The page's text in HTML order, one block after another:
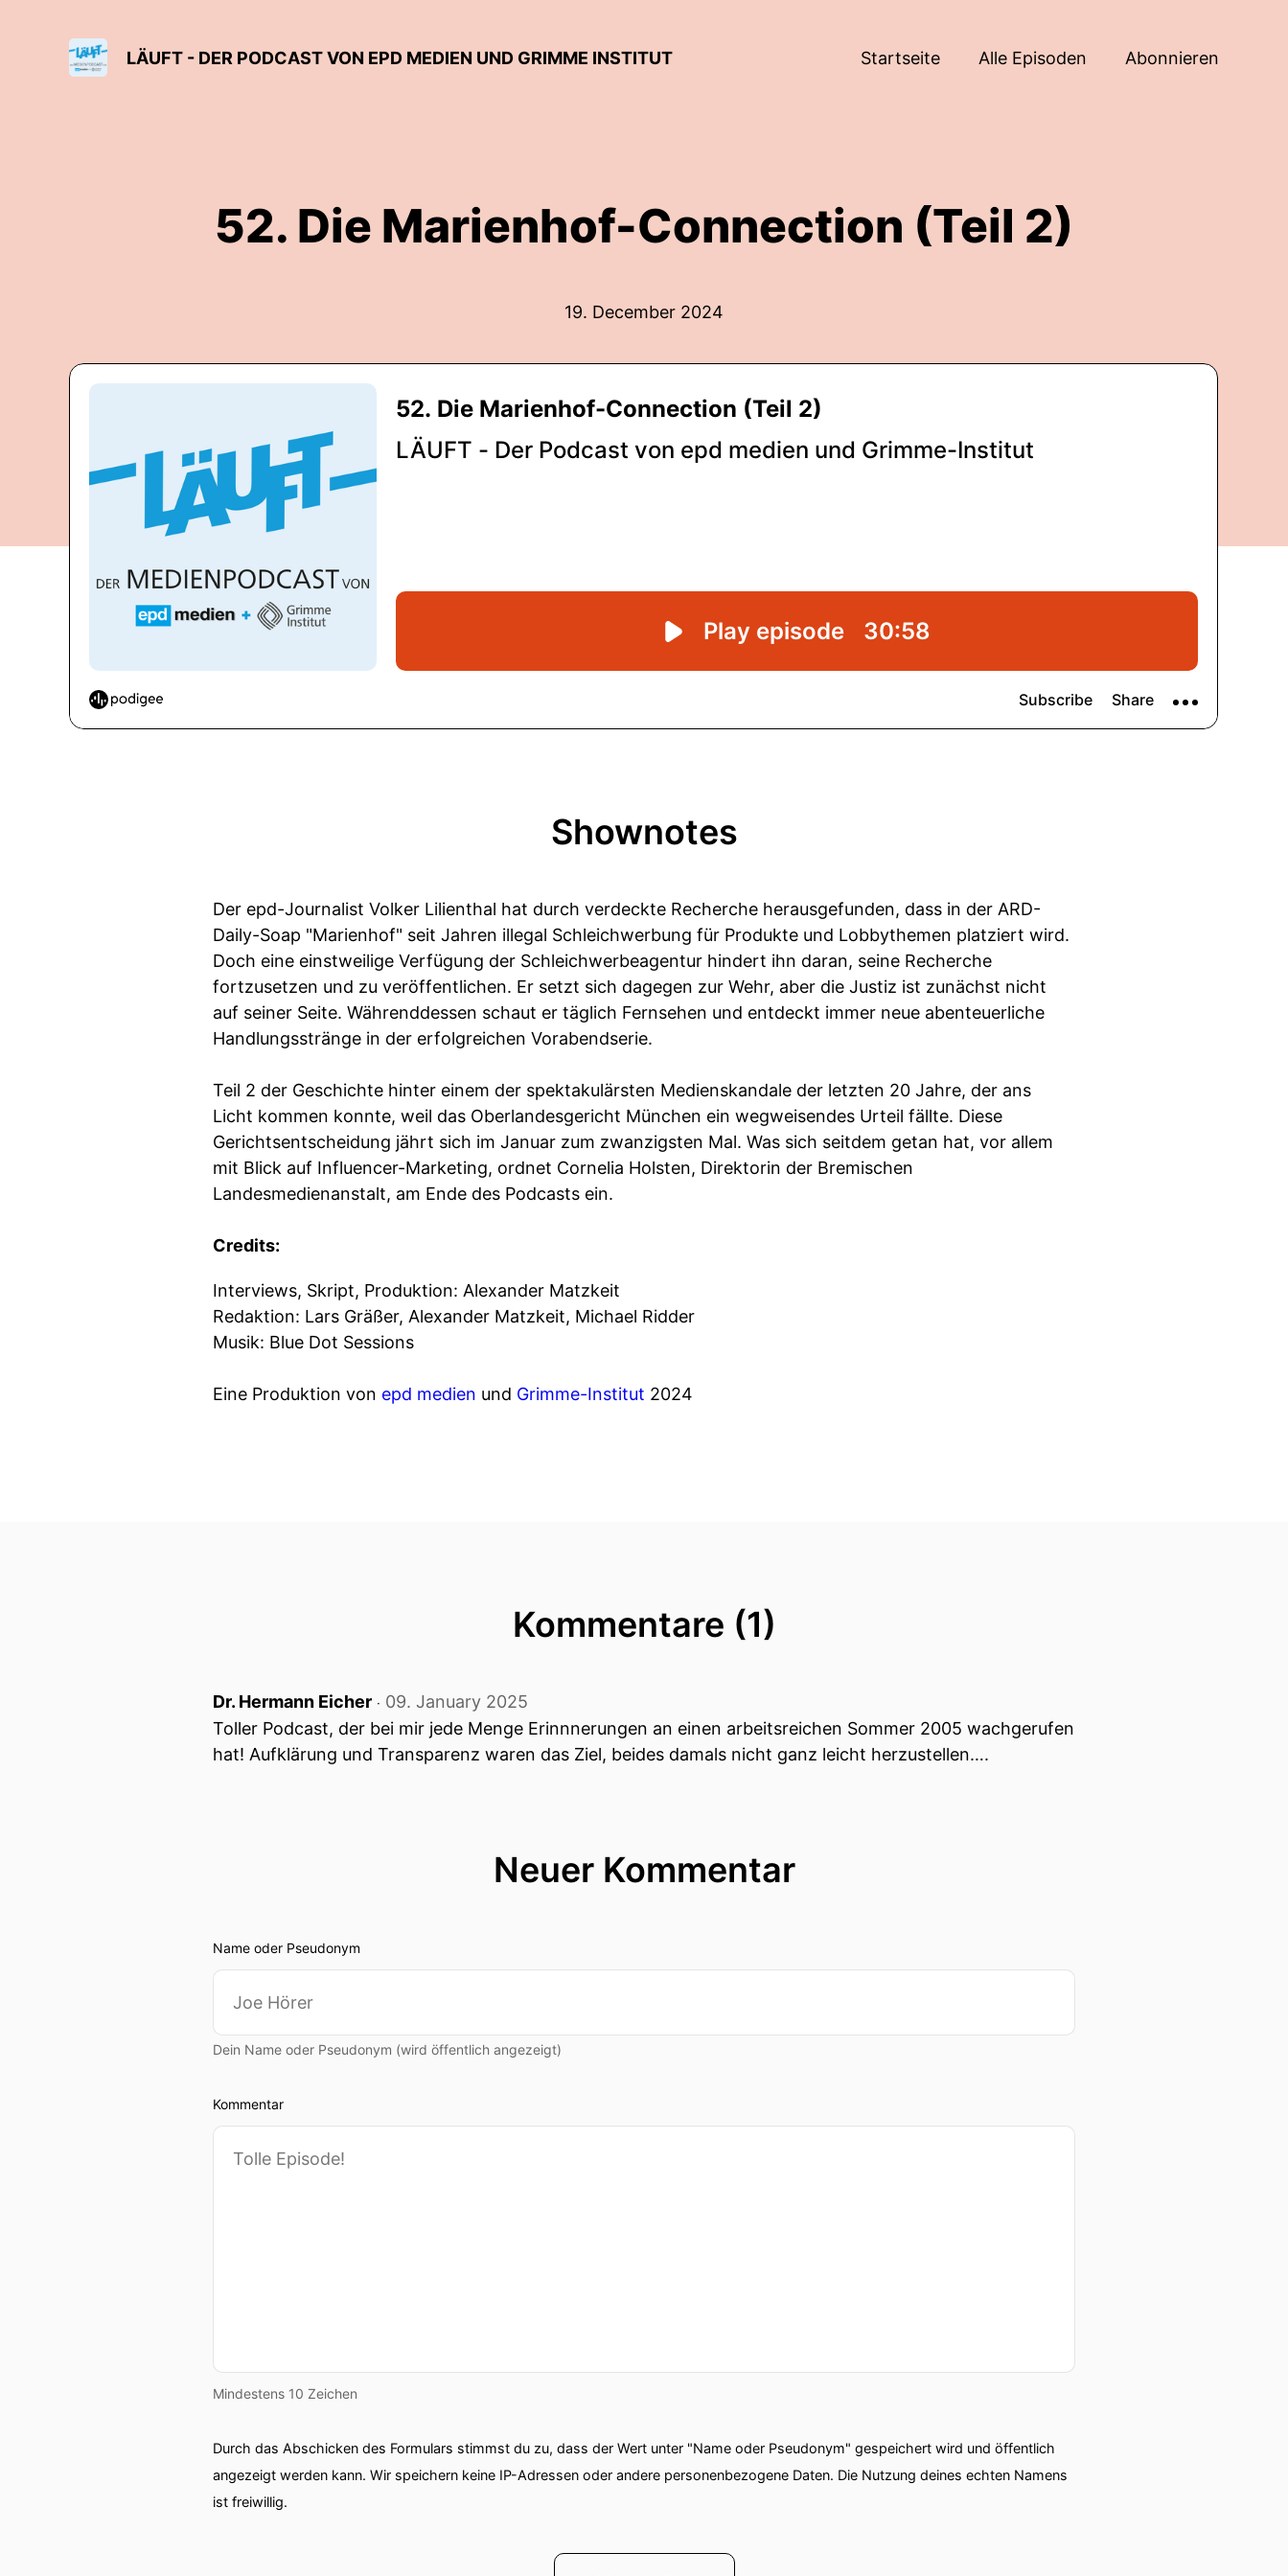
LÄUFT - DER PODCAST VON EPD MEDIEN UND GRIMME INSTITUT Startseite Alle Episoden Abonnieren
52. Die Marienhof-Connection (Teil 2)
19. December 2024
Shownotes
Der epd-Journalist Volker Lilienthal hat durch verdeckte Recherche herausgefunden, dass in der ARD-
Daily-Soap "Marienhof" seit Jahren illegal Schleichwerbung für Produkte und Lobbythemen platziert wird.
Doch eine einstweilige Verfügung der Schleichwerbeagentur hindert ihn daran, seine Recherche
fortzusetzen und zu veröffentlichen. Er setzt sich dagegen zur Wehr, aber die Justiz ist zunächst nicht
auf seiner Seite. Währenddessen schaut er täglich Fernsehen und entdeckt immer neue abenteuerliche
Handlungsstränge in der erfolgreichen Vorabendserie.
Teil 2 der Geschichte hinter einem der spektakulärsten Medienskandale der letzten 20 Jahre, der ans
Licht kommen konnte, weil das Oberlandesgericht München ein wegweisendes Urteil fällte. Diese
Gerichtsentscheidung jährt sich im Januar zum zwanzigsten Mal. Was sich seitdem getan hat, vor allem
mit Blick auf Influencer-Marketing, ordnet Cornelia Holsten, Direktorin der Bremischen
Landesmedienanstalt, am Ende des Podcasts ein.
Credits:
Interviews, Skript, Produktion: Alexander Matzkeit
Redaktion: Lars Gräßer, Alexander Matzkeit, Michael Ridder
Musik: Blue Dot Sessions
Eine Produktion von epd medien und Grimme-Institut 2024
Kommentare (1)
Dr. Hermann Eicher ‧ 09. January 2025
Toller Podcast, der bei mir jede Menge Erinnnerungen an einen arbeitsreichen Sommer 2005 wachgerufen
hat! Aufklärung und Transparenz waren das Ziel, beides damals nicht ganz leicht herzustellen….
Neuer Kommentar
Name oder Pseudonym
Dein Name oder Pseudonym (wird öffentlich angezeigt)
Kommentar
Mindestens 10 Zeichen
Durch das Abschicken des Formulars stimmst du zu, dass der Wert unter "Name oder Pseudonym" gespeichert wird und öffentlich
angezeigt werden kann. Wir speichern keine IP-Adressen oder andere personenbezogene Daten. Die Nutzung deines echten Namens
ist freiwillig.